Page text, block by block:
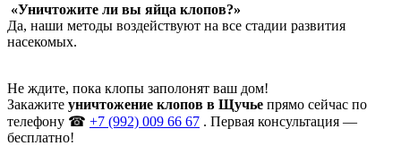
«Уничтожите ли вы яйца клопов?»
Да, наши методы воздействуют на все стадии развития
насекомых.
Не ждите, пока клопы заполонят ваш дом!
Закажите уничтожение клопов в Щучье прямо сейчас по
телефону ☎ +7 (992) 009 66 67 . Первая консультация —
бесплатно!